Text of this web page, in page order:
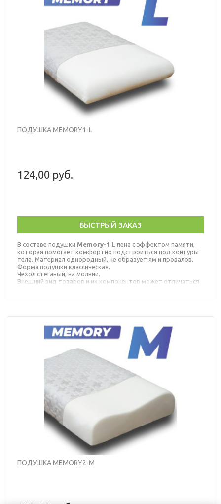
ПОДУШКА MEMORY1-L
124,00 руб.
БЫСТРЫЙ ЗАКАЗ
В составе подушки Memory-1 L пена с эффектом памяти,
которая помогает комфортно подстроиться под контуры
тела. Материал однородный, не образует ям и провалов.
Форма подушки классическая.
Чехол стеганый, на молнии.
Внешний вид товаров и их компонентов может отличаться
ПОДУШКА MEMORY2-M